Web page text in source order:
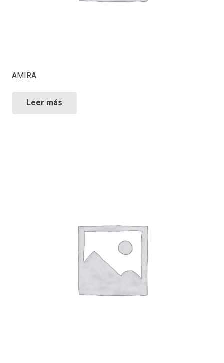
AMIRA
Leer más